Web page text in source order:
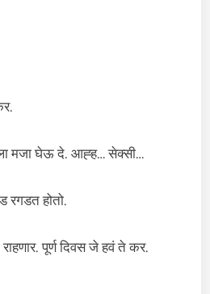
मजा घेऊ दे. आह्ह… सेक्सी…
रगडत होतो.
पूर्ण दिवस जे हवं ते कर.